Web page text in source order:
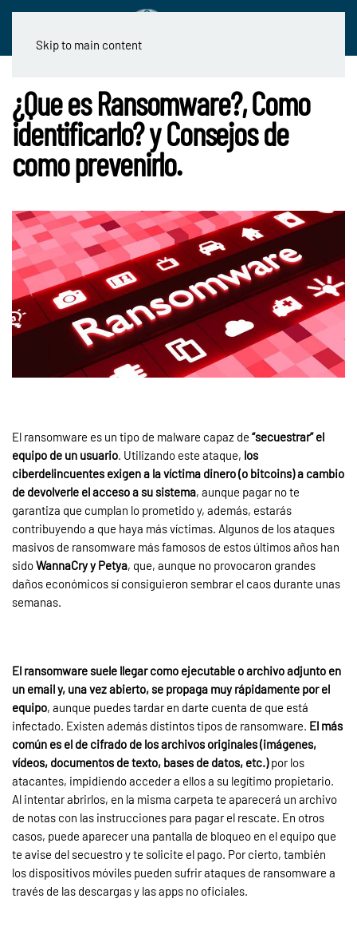
Skip to main content
¿Que es Ransomware?, Como
identificarlo? y Consejos de
como prevenirlo.
El ransomware es un tipo de malware capaz de “secuestrar” el
equipo de un usuario. Utilizando este ataque, los
ciberdelincuentes exigen a la víctima dinero (o bitcoins) a cambio
de devolverle el acceso a su sistema, aunque pagar no te
garantiza que cumplan lo prometido y, además, estarás
contribuyendo a que haya más víctimas. Algunos de los ataques
masivos de ransomware más famosos de estos últimos años han
sidoWannaCry y Petya, que, aunque no provocaron grandes
daños económicos sí consiguieron sembrar el caos durante unas
semanas.
El ransomware suele llegar como ejecutable o archivo adjunto en
un email y, una vez abierto, se propaga muy rápidamente por el
equipo, aunque puedes tardar en darte cuenta de que está
infectado. Existen además distintos tipos de ransomware. El más
común es el de cifrado de los archivos originales (imágenes,
vídeos, documentos de texto, bases de datos, etc.)por los
atacantes, impidiendo acceder a ellos a su legítimo propietario.
Al intentar abrirlos, en la misma carpeta te aparecerá un archivo
de notas con las instrucciones para pagar el rescate. En otros
casos, puede aparecer una pantalla de bloqueo en el equipo que
te avise del secuestro y te solicite el pago. Por cierto, también
los dispositivos móviles pueden sufrir ataques de ransomware a
través de las descargas y las apps no oficiales.